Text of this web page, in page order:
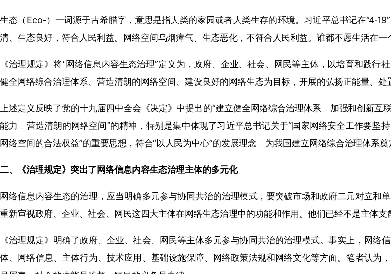
生态（Eco-）一词源于古希腊字，意思是指人类的家园或者人类生存的环境。习近平总书记在
清、生态良好，符合人民利益。网络空间乌烟瘴气、生态恶化，不符合人民利益。谁都不愿生活在
《治理规定》将“网络信息内容生态治理”定义为，政府、企业、社会、网民等主体，以培育和践
健全网络综合治理体系、营造清朗的网络空间、建设良好的网络生态为目标，开展的弘扬正能量、处
上述定义反映了党的十九届四中全会《决定》中提出的“建立健全网络综合治理体系，加强和创新
能力，营造清朗的网络空间”的精神，特别是集中体现了习近平总书记关于“国家网络安全工作要坚
网络空间的合法权益”的重要思想，符合“以人民为中心”的发展理念，为我国建立网络综合治理体系奠
二、《治理规定》突出了网络信息内容生态治理主体的多元化
网络信息内容生态的治理，应当明确多元参与协同共治的治理模式，要突破市场和政府二元对立和
重新审视政府、企业、社会、网民这四大主体在网络生态治理中的功能和作用。他们已经不是主体
《治理规定》明确了政府、企业、社会、网民等主体多元参与协同共治的治理模式。事实上，网
体、网络信息、主体行为、技术应用、基础设施保障、网络政策法规和网络文化等方面。笔者认为